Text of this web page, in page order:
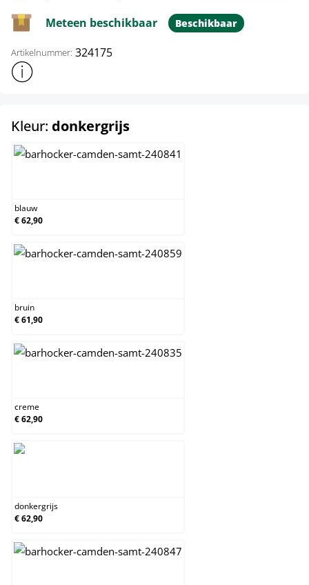
Meteen beschikbaar Beschikbaar
Artikelnummer: 324175
Toon meer productinformatie
Kleur: donkergrijsselect
blauw
€ 62,90
bruin
€ 61,90
creme
€ 62,90
donkergrijs
€ 62,90